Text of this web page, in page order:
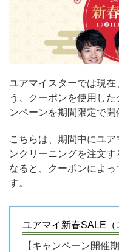
ユアマイスターでは現
う、クーポンを使用し
ンペーンを期間限定で開
こちらは、期間中にユ
ンクリーニングを注文
なると、クーポンによ
す。
ユアマイ新春SALE（
【キャンペーン開催期